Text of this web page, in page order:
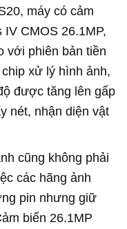
máy có cảm
CMOS 26.1MP,
với phiên bản tiền
xử lý hình ảnh,
được tăng lên gấp
nét, nhận diện vật
cũng không phải
các hãng ảnh
pin nhưng giữ
biến 26.1MP